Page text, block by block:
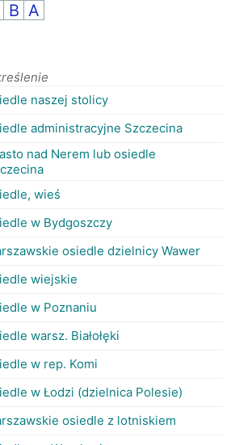
RANKINGI
B A
naszej stolicy
administracyjne Szczecina
nad Nerem lub osiedle
wieś
w Bydgoszczy
osiedle dzielnicy Wawer
wiejskie
w Poznaniu
warsz. Białołęki
w rep. Komi
w Łodzi (dzielnica Polesie)
osiedle z lotniskiem